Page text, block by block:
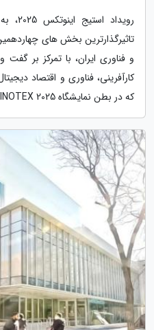
تاثیرگذارترین بخش های
و فناوری ایران، با تمرکز بر
کارآفرینی، فناوری و اقتصاد
که در بطن نمایشگاه INOTEX 2025 و با...